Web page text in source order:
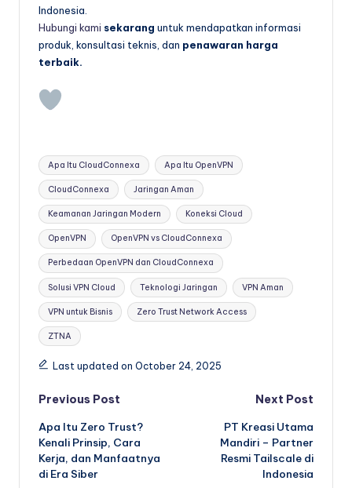
Indonesia.
Hubungi kami sekarang untuk mendapatkan informasi
produk, konsultasi teknis, dan penawaran harga
terbaik.
Tags:
Apa Itu CloudConnexa Apa Itu OpenVPN
CloudConnexa Jaringan Aman
Keamanan Jaringan Modern Koneksi Cloud
OpenVPN OpenVPN vs CloudConnexa
Perbedaan OpenVPN dan CloudConnexa
Solusi VPN Cloud Teknologi Jaringan VPN Aman
VPN untuk Bisnis Zero Trust Network Access
ZTNA
Last updated on October 24, 2025
Post
navigation
Previous Post
Apa Itu Zero Trust?
Kenali Prinsip, Cara
Kerja, dan Manfaatnya
di Era Siber
Next Post
PT Kreasi Utama
Mandiri – Partner
Resmi Tailscale di
Indonesia